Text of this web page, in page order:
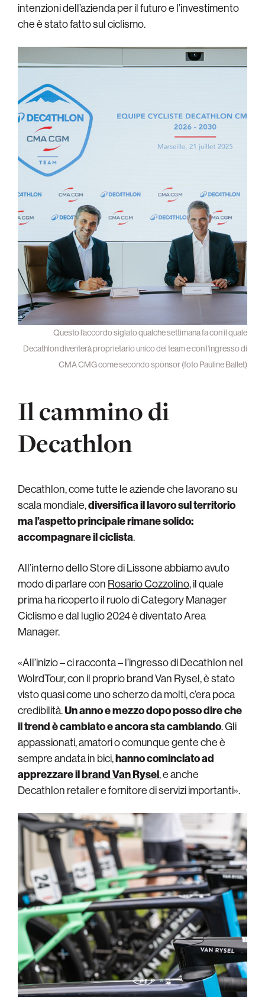
intenzioni dell’azienda per il futuro e l’investimento
che è stato fatto sul ciclismo.
Questo l’accordo siglato qualche settimana fa con il quale
Decathlon diventerà proprietario unico del team e con l’ingresso di
CMA CMG come secondo sponsor (foto Pauline Ballet)
Il cammino di
Decathlon
Decathlon, come tutte le aziende che lavorano su
scala mondiale,diversifica il lavoro sul territorio
ma l’aspetto principale rimane solido:
accompagnare il ciclista.
All’interno dello Store di Lissone abbiamo avuto
modo di parlare con Rosario Cozzolino, il quale
prima ha ricoperto il ruolo di Category Manager
Ciclismo e dal luglio 2024 è diventato Area
Manager.
«All’inizio – ci racconta – l’ingresso di Decathlon nel
WolrdTour, con il proprio brand Van Rysel, è stato
visto quasi come uno scherzo da molti, c’era poca
credibilità.Un anno e mezzo dopo posso dire che
il trend è cambiato e ancora sta cambiando. Gli
appassionati, amatori o comunque gente che è
sempre andata in bici,hanno cominciato ad
apprezzare ilbrand Van Rysel, e anche
Decathlon retailer e fornitore di servizi importanti».